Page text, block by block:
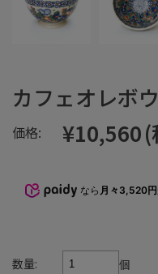
カフェオレボ
価格: ¥10,560(
なら 月々3,520円
数量: 個